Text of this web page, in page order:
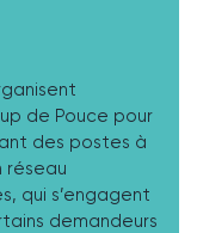
de Pouce pour
des postes à
réseau
qui s’engagent
demandeurs